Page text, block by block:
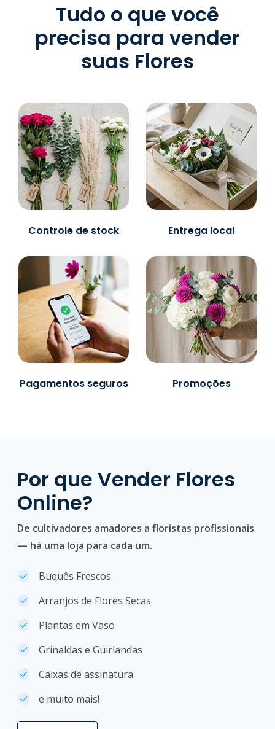
Tudo o que você
precisa para vender
suas Flores
Controle de stock Entrega local
Pagamentos seguros Promoções
Por que Vender Flores
Online?
De cultivadores amadores a floristas profissionais
— há uma loja para cada um.
Buquês Frescos
Arranjos de Flores Secas
Plantas em Vaso
Grinaldas e Guirlandas
Caixas de assinatura
e muito mais!